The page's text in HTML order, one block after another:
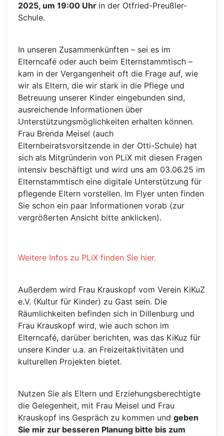
2025, um 19:00 Uhr in der Otfried-Preußler-
Schule.
In unseren Zusammenkünften – sei es im
Elterncafé oder auch beim Elternstammtisch –
kam in der Vergangenheit oft die Frage auf, wie
wir als Eltern, die wir stark in die Pflege und
Betreuung unserer Kinder eingebunden sind,
ausreichende Informationen über
Unterstützungsmöglichkeiten erhalten können.
Frau Brenda Meisel (auch
Elternbeiratsvorsitzende in der Otti-Schule) hat
sich als Mitgründerin von PLiX mit diesen Fragen
intensiv beschäftigt und wird uns am 03.06.25 im
Elternstammtisch eine digitale Unterstützung für
pflegende Eltern vorstellen. Im Flyer unten finden
Sie schon ein paar Informationen vorab (zur
vergrößerten Ansicht bitte anklicken).
Weitere Infos zu PLiX finden Sie hier.
Außerdem wird Frau Krauskopf vom Verein KiKuZ
e.V. (Kultur für Kinder) zu Gast sein. Die
Räumlichkeiten befinden sich in Dillenburg und
Frau Krauskopf wird, wie auch schon im
Elterncafé, darüber berichten, was das KiKuz für
unsere Kinder u.a. an Freizeitaktivitäten und
kulturellen Projekten bietet.
Nutzen Sie als Eltern und Erziehungsberechtigte
die Gelegenheit, mit Frau Meisel und Frau
Krauskopf ins Gespräch zu kommen und geben
Sie mir zur besseren Planung bitte bis zum